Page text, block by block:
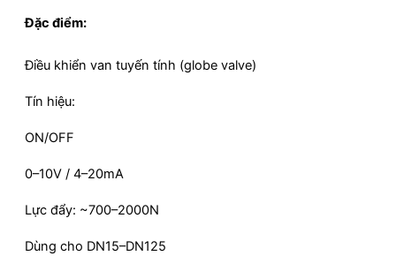
Đặc điểm:
Điều khiển van tuyến tính (globe valve)
Tín hiệu:
ON/OFF
0–10V / 4–20mA
Lực đẩy: ~700–2000N
Dùng cho DN15–DN125